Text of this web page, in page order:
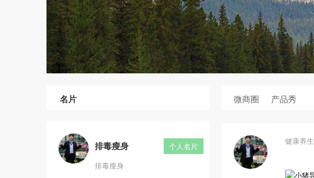
名片
排毒瘦身
个人名片
排毒瘦身
微商圈 产品秀
健康养生